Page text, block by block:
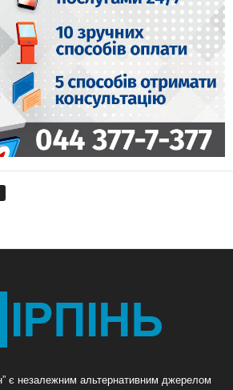
є незалежним альтернативним джерелом